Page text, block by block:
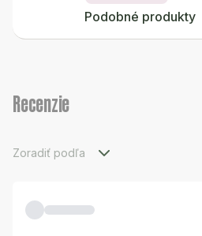
Podobné produkty
Recenzie
Zoradiť podľa